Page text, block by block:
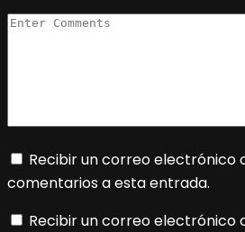
Recibir un correo electrónico
comentarios a esta entrada.
Recibir un correo electrónico